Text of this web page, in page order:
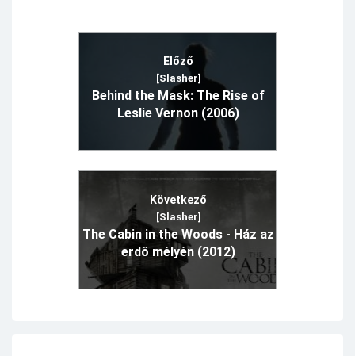
Előző
[Slasher]
Behind the Mask: The Rise of
Leslie Vernon (2006)
Következő
[Slasher]
The Cabin in the Woods - Ház az
erdő mélyén (2012)